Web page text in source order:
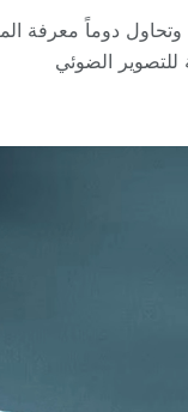
دوماً معرفة
الضوئي